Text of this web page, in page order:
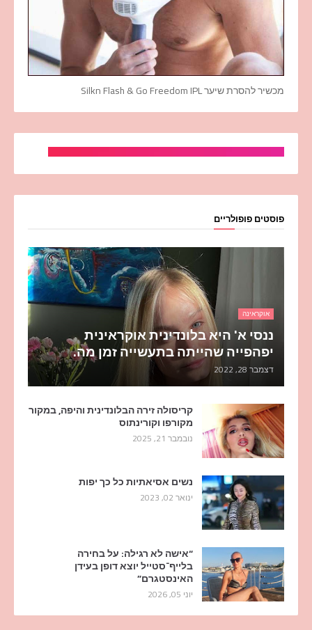
מכשיר להסרת שיער Silkn Flash & Go Freedom IPL
פוסטים פופולריים
אוקראינה
ננסי א' היא בלונדינית אוקראינית
יפהפייה שהייתה בתעשייה זמן מה.
דצמבר 28, 2022
קריסולה זירה הבלונדינית והיפה, במקור
מקורפו וקורינתוס
נובמבר 21, 2025
נשים אסיאתיות כל כך יפות
ינואר 02, 2023
“אישה לא רגילה: על בחירה
בלייף־סטייל יוצא דופן בעידן
האינסטגרם”
יוני 05, 2026